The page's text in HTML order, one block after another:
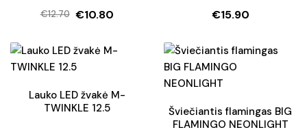
€12.70
Original
was:
€10.80
Current
is:
€15.90
Lauko LED žvakė M-
TWINKLE 12.5
Šviečiantis flamingas BIG
FLAMINGO NEONLIGHT